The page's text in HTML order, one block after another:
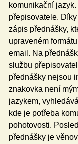
komunikační
přepisovatele.
zápis přednášky,
upraveném
email. Na
službu
přednášky nejsou
znakovka není
jazykem,
kde je potřeba
pohotovosti.
přednášky je